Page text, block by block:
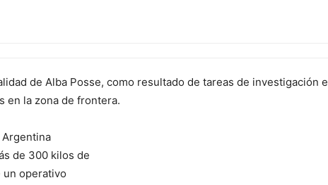
de Alba Posse, como resultado de tareas de investigación e
en la zona de frontera.
de 300 kilos de
un operativo